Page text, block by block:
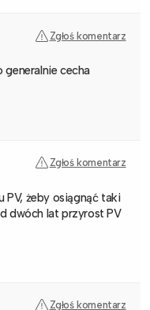
Zgłoś komentarz
cecha
Zgłoś komentarz
PV, żeby osiągnąć taki
dwóch lat przyrost PV
Zgłoś komentarz